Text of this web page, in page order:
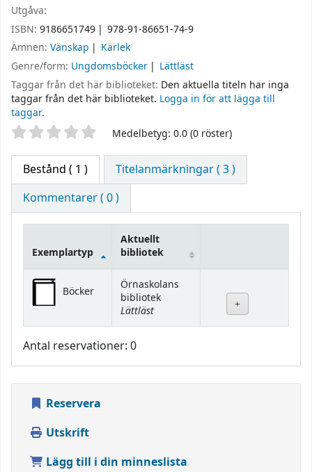
Utgåva:
ISBN: 9186651749
978-91-86651-74-9
Ämnen: Vänskap
Kärlek
Genre/form: Ungdomsböcker
Lättläst
Taggar från det här biblioteket: Den aktuella titeln har inga
taggar från det här biblioteket. Logga in för att lägga till
taggar.
Betyg Medelbetyg: 0.0 (0 röster)
Bestånd ( 1 )
Titelanmärkningar ( 3 )
Kommentarer ( 0 )
Bestånd
Exemplartyp
Aktuellt
bibliotek
Böcker
Örnaskolans
bibliotek
Lättläst
Antal reservationer: 0
Reservera
Utskrift
Lägg till i din minneslista